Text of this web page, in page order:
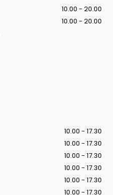
10.00 - 20.00
10.00 - 20.00
10.00 - 17.30
10.00 - 17.30
10.00 - 17.30
10.00 - 17.30
10.00 - 17.30
10.00 - 17.30